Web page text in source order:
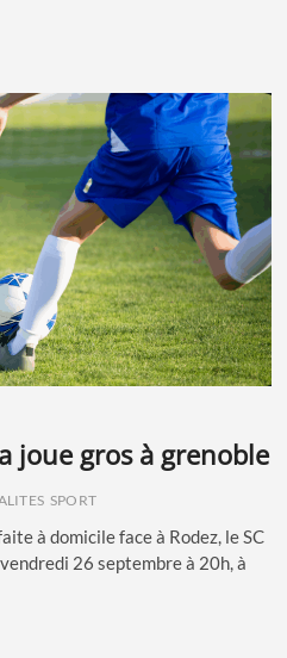
joue gros à grenoble
SPORT
à domicile face à Rodez, le SC
26 septembre à 20h, à